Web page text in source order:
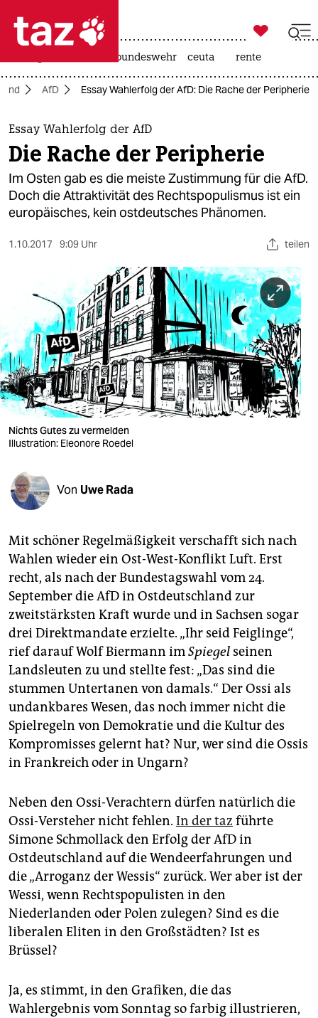
 taz zahl ich
taz zahl ich
themen
politik
öko
gesellschaft
sport
berlin
nord
wahrheit
verlag
verlag
veranstaltungen
shop
unterstützen
abo
genossenschaft
epaper login

taz zahl ich
bundeswehr ceuta rente
AfD Essay Wahlerfolg der AfD: Die Rache der Peripherie
Essay Wahlerfolg der AfD
Die Rache der Peripherie
Im Osten gab es die meiste Zustimmung für die AfD.
Doch die Attraktivität des Rechtspopulismus ist ein
europäisches, kein ostdeutsches Phänomen.
1.10.2017 9:09 Uhr teilen
Nichts Gutes zu vermelden
Illustration: Eleonore Roedel
Von Uwe Rada
Mit schöner Regelmäßigkeit verschafft sich nach
Wahlen wieder ein Ost-West-Konflikt Luft. Erst
recht, als nach der Bundestagswahl vom 24.
September die AfD in Ostdeutschland zur
zweitstärksten Kraft wurde und in Sachsen sogar
drei Direktmandate erzielte. „Ihr seid Feiglinge“,
rief darauf Wolf Biermann imSpiegel seinen
Landsleuten zu und stellte fest: „Das sind die
stummen Untertanen von damals.“ Der Ossi als
undankbares Wesen, das noch immer nicht die
Spielregeln von Demokratie und die Kultur des
Kompromisses gelernt hat? Nur, wer sind die Ossis
in Frankreich oder in Ungarn?
Neben den Ossi-Verachtern dürfen natürlich die
Ossi-Versteher nicht fehlen. In der taz führte
Simone Schmollack den Erfolg der AfD in
Ostdeutschland auf die Wendeerfahrungen und
die „Arroganz der Wessis“ zurück. Wer aber ist der
Wessi, wenn Rechtspopulisten in den
Niederlanden oder Polen zulegen? Sind es die
liberalen Eliten in den Großstädten? Ist es
Brüssel?
Ja, es stimmt, in den Grafiken, die das
Wahlergebnis vom Sonntag so farbig illustrieren,